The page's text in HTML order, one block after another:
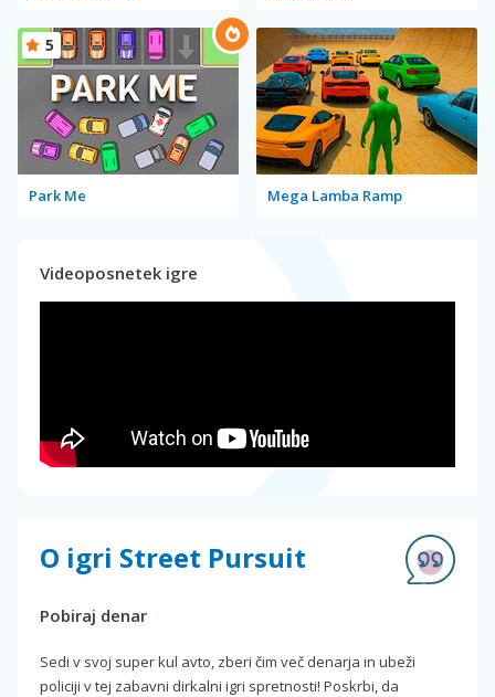
Park Me
5
Mega Lamba Ramp
Videoposnetek igre
O igri Street Pursuit
Pobiraj denar
Sedi v svoj super kul avto, zberi čim več denarja in ubeži
policiji v tej zabavni dirkalni igri spretnosti! Poskrbi, da